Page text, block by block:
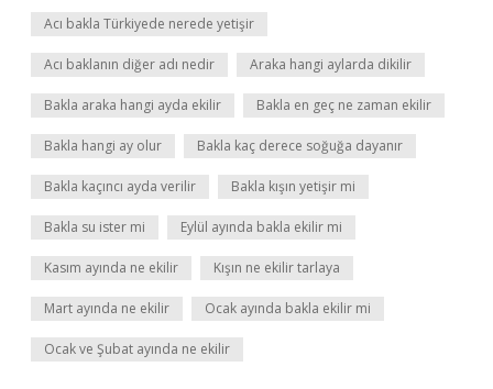
Acı bakla Türkiyede nerede yetişir
Acı baklanın diğer adı nedir Araka hangi aylarda dikilir
Bakla araka hangi ayda ekilir Bakla en geç ne zaman ekilir
Bakla hangi ay olur Bakla kaç derece soğuğa dayanır
Bakla kaçıncı ayda verilir Bakla kışın yetişir mi
Bakla su ister mi Eylül ayında bakla ekilir mi
Kasım ayında ne ekilir Kışın ne ekilir tarlaya
Mart ayında ne ekilir Ocak ayında bakla ekilir mi
Ocak ve Şubat ayında ne ekilir